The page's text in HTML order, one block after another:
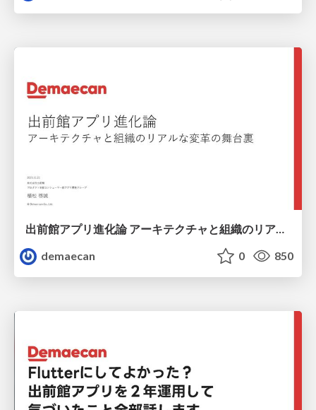
出前館アプリ進化論 アーキテクチャと組織のリアルな変⾰の舞台裏
demaecan
0 850